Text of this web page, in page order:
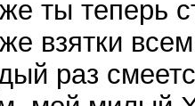
ты теперь
взятки
раз